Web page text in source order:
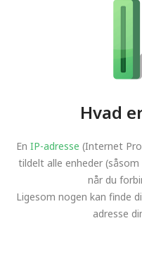
Hvad
En IP-adresse (Internet
tildelt alle enheder
når du
Ligesom nogen kan finde
adresse